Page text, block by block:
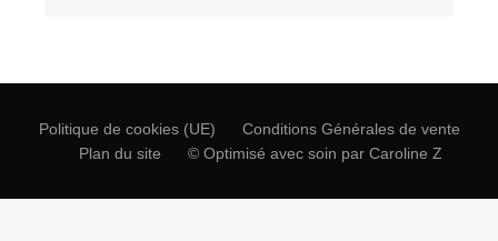
Politique de cookies (UE)
Conditions Générales de vente
Plan du site
© Optimisé avec soin par Caroline Z